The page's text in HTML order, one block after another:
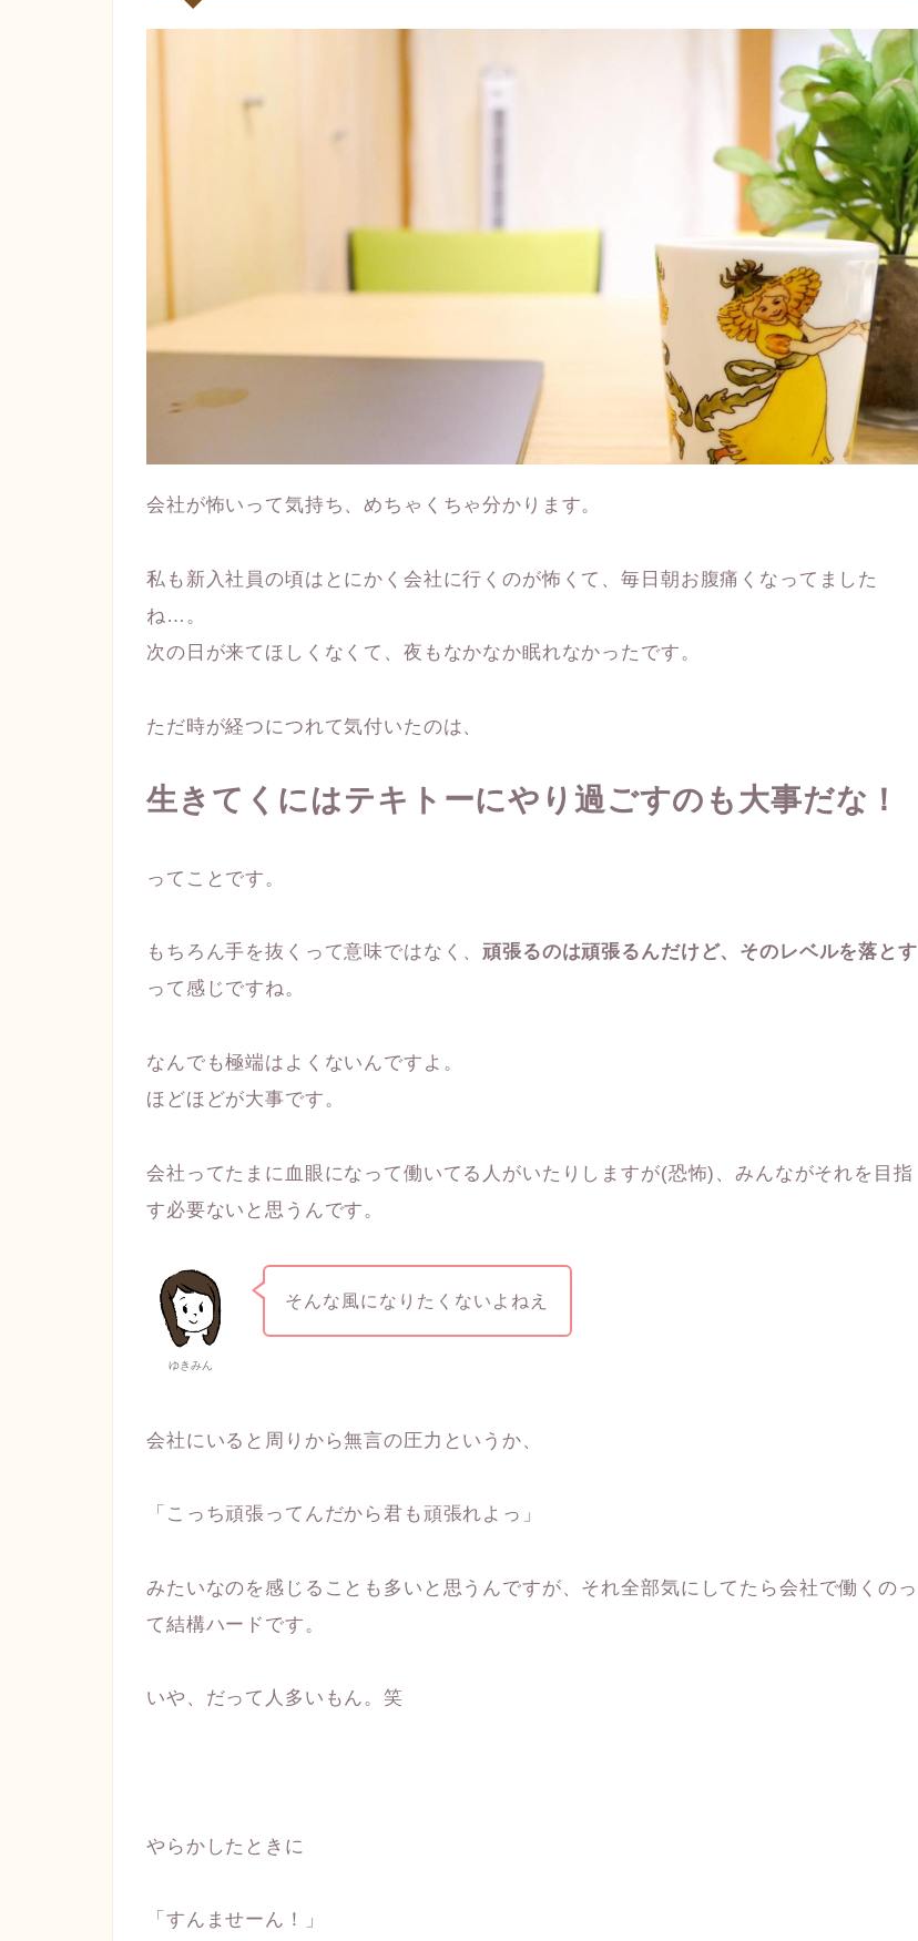
会社が怖いって気持ち、めちゃくちゃ分かります。
私も新入社員の頃はとにかく会社に行くのが怖くて、毎日朝お腹痛くなってました
ね…。
次の日が来てほしくなくて、夜もなかなか眠れなかったです。
ただ時が経つにつれて気付いたのは、
生きてくにはテキトーにやり過ごすのも大事だな！
ってことです。
もちろん手を抜くって意味ではなく、頑張るのは頑張るんだけど、そのレベルを落とす
って感じですね。
なんでも極端はよくないんですよ。
ほどほどが大事です。
会社ってたまに血眼になって働いてる人がいたりしますが(恐怖)、みんながそれを目指
す必要ないと思うんです。
ゆきみん
そんな風になりたくないよねえ
会社にいると周りから無言の圧力というか、
「こっち頑張ってんだから君も頑張れよっ」
みたいなのを感じることも多いと思うんですが、それ全部気にしてたら会社で働くのっ
て結構ハードです。
いや、だって人多いもん。笑
やらかしたときに
「すんませーん！」